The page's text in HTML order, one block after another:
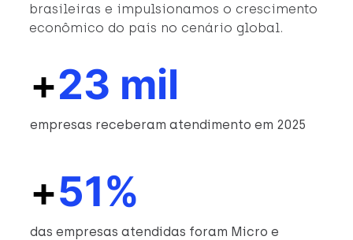
brasileiras e impulsionamos o crescimento
econômico do país no cenário global.
+23 mil
empresas receberam atendimento em 2025
+51%
das empresas atendidas foram Micro e